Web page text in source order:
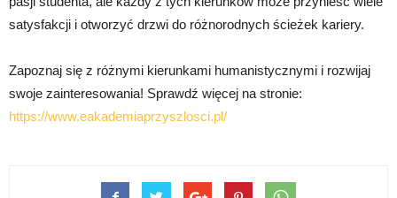
satysfakcji i otworzyć drzwi do różnorodnych ścieżek kariery.
Zapoznaj się z różnymi kierunkami humanistycznymi i rozwijaj
swoje zainteresowania! Sprawdź więcej na stronie:
https://www.eakademiaprzyszlosci.pl/